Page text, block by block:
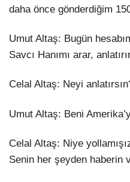
daha önce gönderdiğim
Umut Altaş: Bugün
Savcı Hanımı arar,
Celal Altaş: Neyi
Umut Altaş: Beni
Celal Altaş: Niye
Senin her şeyden haberin